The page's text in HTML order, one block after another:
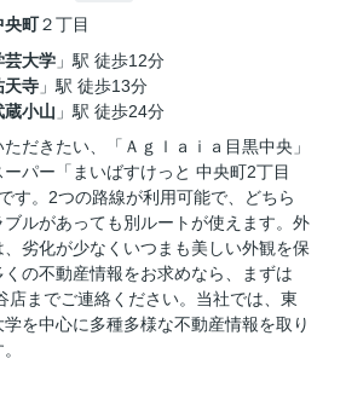
央町２丁目
芸大学 」駅 徒歩12分
天寺 」駅 徒歩13分
蔵小山 」駅 徒歩24分
だきたい、「Ａｇｌａｉａ目黒中央」
パー「まいばすけっと 中央町2丁目
す。2つの路線が利用可能で、どちら
ルがあっても別ルートが使えます。外
劣化が少なくいつまも美しい外観を保
の不動産情報をお求めなら、まずは
店までご連絡ください。当社では、東
を中心に多種多様な不動産情報を取り